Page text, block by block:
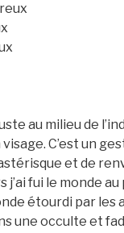
au milieu de
C’est un
et de
j’ai fui le monde
étourdi par les
une occulte et